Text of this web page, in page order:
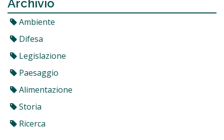
Archivio
Ambiente
Difesa
Legislazione
Paesaggio
Alimentazione
Storia
Ricerca